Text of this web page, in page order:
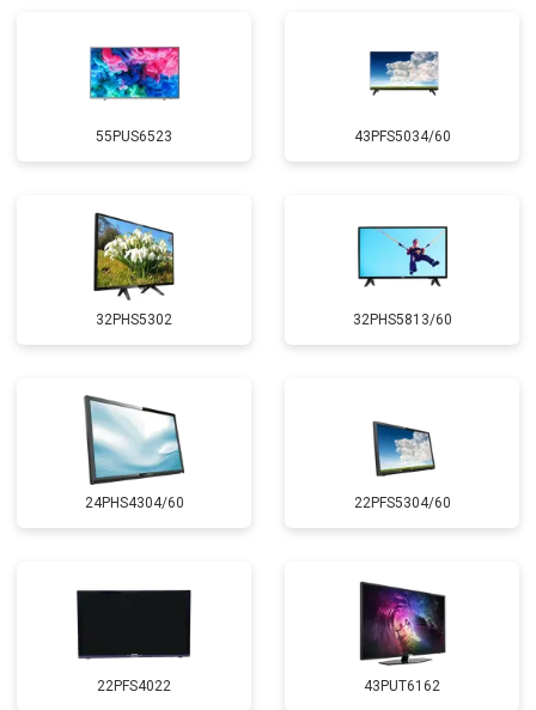
55PUS6523 43PFS5034/60
32PHS5302 32PHS5813/60
24PHS4304/60 22PFS5304/60
22PFS4022 43PUT6162